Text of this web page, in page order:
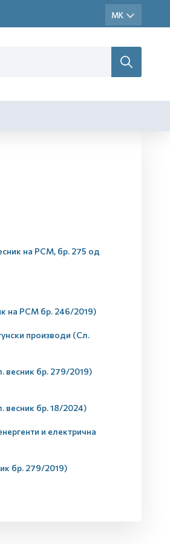
на РСМ, бр. 275 од
на РСМ бр. 246/2019)
производи (Сл.
весник бр. 279/2019)
весник бр. 18/2024)
и електрична
бр. 279/2019)